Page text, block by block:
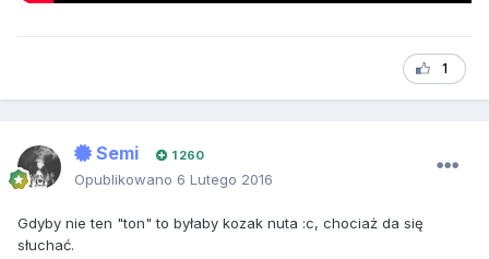
1
Semi 1 260
Opublikowano 6 Lutego 2016
Gdyby nie ten "ton" to byłaby kozak nuta :c, chociaż da się
słuchać.